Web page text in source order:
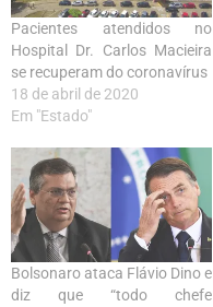
Pacientes atendidos no
Hospital Dr. Carlos Macieira
se recuperam do coronavírus
18 de abril de 2020
Em "Estado"
Bolsonaro ataca Flávio Dino e
diz que “todo chefe